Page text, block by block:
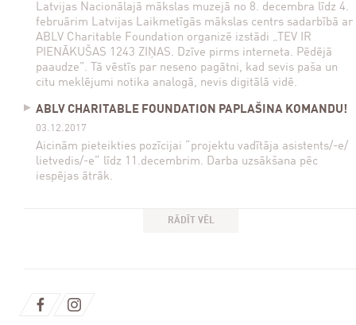
Latvijas Nacionālajā mākslas muzejā no 8. decembra līdz 4.
februārim Latvijas Laikmetīgās mākslas centrs sadarbībā ar
ABLV Charitable Foundation organizē izstādi „TEV IR
PIENĀKUŠAS 1243 ZIŅAS. Dzīve pirms interneta. Pēdējā
paaudze”. Tā vēstīs par neseno pagātni, kad sevis paša un
citu meklējumi notika analogā, nevis digitālā vidē.
ABLV CHARITABLE FOUNDATION PAPLAŠINA KOMANDU!
03.12.2017
Aicinām pieteikties pozīcijai “projektu vadītāja asistents/-e/
lietvedis/-e” līdz 11.decembrim. Darba uzsākšana pēc
iespējas ātrāk.
RĀDĪT VĒL